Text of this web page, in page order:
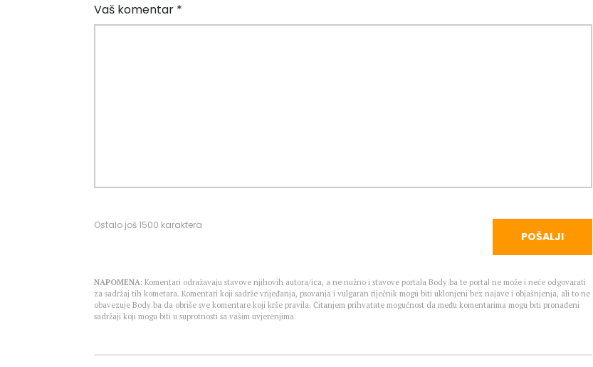
Vaš komentar *
Ostalo još1500 karaktera
POŠALJI
NAPOMENA: Komentari odražavaju stavove njihovih autora/ica, a ne nužno i stavove portala Body.ba te portal ne može i neće odgovarati
za sadržaj tih kometara. Komentari koji sadrže vrijeđanja, psovanja i vulgaran riječnik mogu biti uklonjeni bez najave i objašnjenja, ali to ne
obavezuje Body.ba da obriše sve komentare koji krše pravila. Čitanjem prihvatate mogućnost da među komentarima mogu biti pronađeni
sadržaji koji mogu biti u suprotnosti sa vašim uvjerenjima.